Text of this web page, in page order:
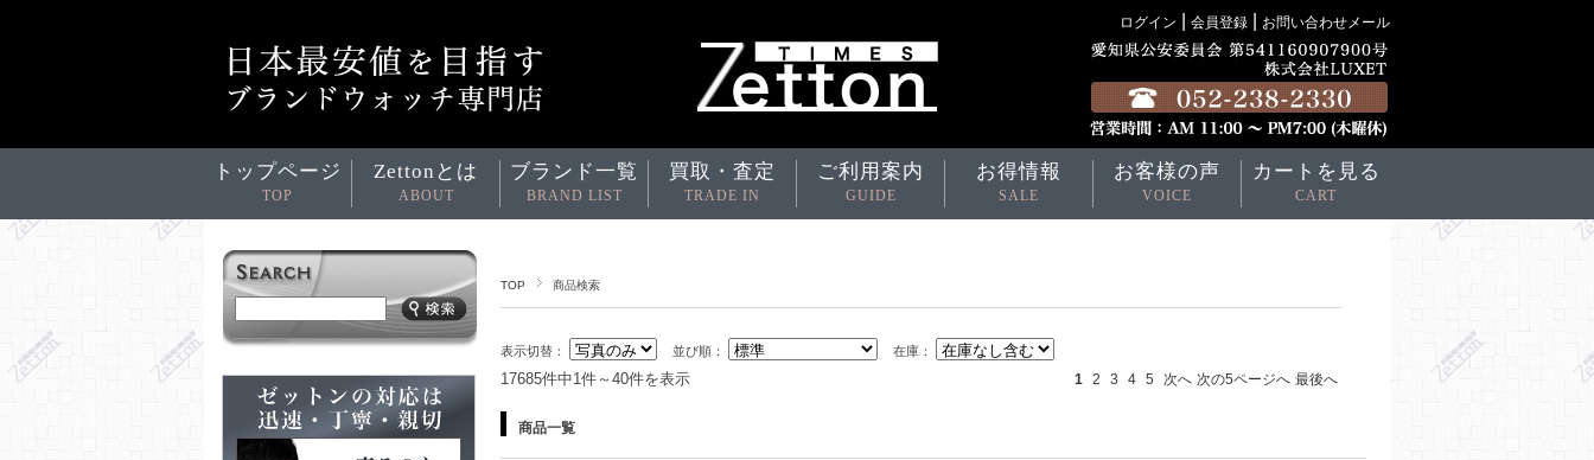
ログイン 会員登録 お問い合わせメール
トップページ
TOP
Zettonとは
ABOUT
ブランド一覧
BRAND LIST
買取・査定
TRADE IN
ご利用案内
GUIDE
お得情報
SALE
お客様の声
VOICE
カートを見る
CART
TOP 商品検索
表示切替： 並び順： 在庫：
17685件中1件～40件を表示 1 2 3 4 5 次へ 次の5ページへ 最後へ
商品一覧